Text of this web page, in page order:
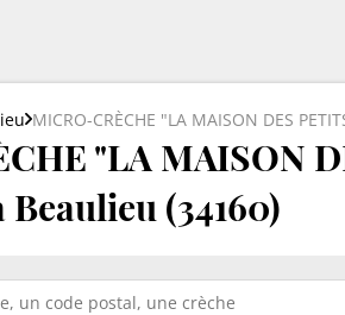
MICRO-CRÈCHE "LA MAISON DES
"LA MAISON
Beaulieu (34160)